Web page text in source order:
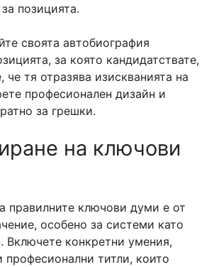
позицията.
своята автобиография
за която кандидатствате,
че тя отразява изискванията на
професионален дизайн и
за грешки.
на ключови
правилните ключови думи е от
особено за системи като
Включете конкретни умения,
професионални титли, които